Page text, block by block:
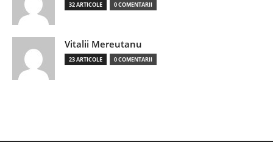
32 ARTICOLE 0 COMENTARII
Vitalii Mereutanu
23 ARTICOLE 0 COMENTARII